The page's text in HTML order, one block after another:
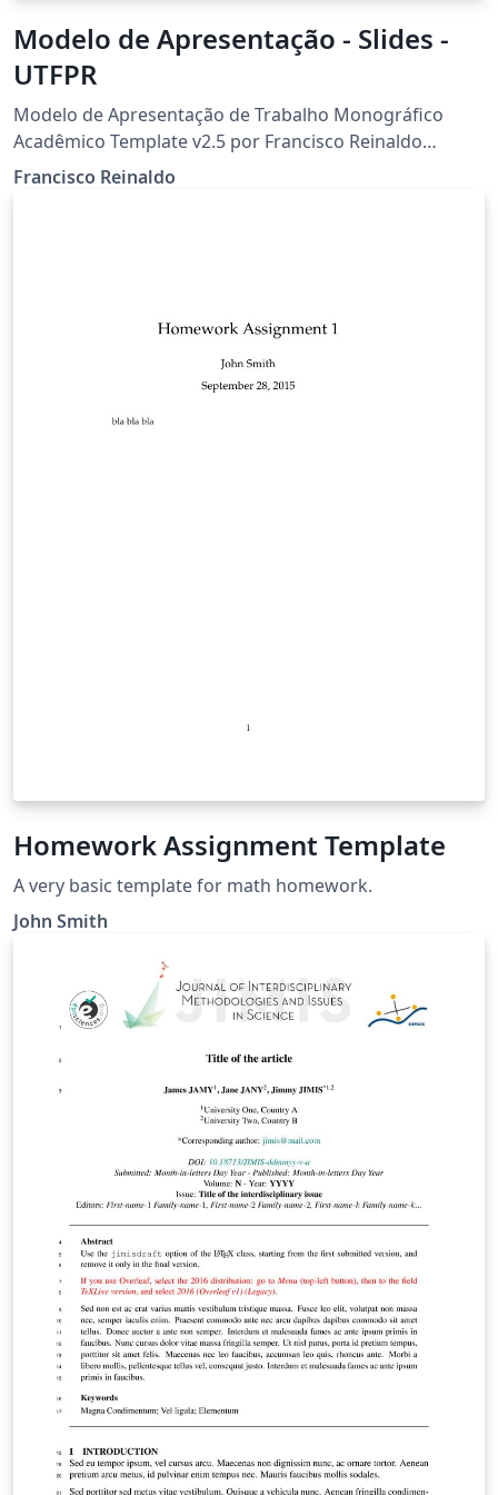
Modelo de Apresentação - Slides -
UTFPR
Modelo de Apresentação de Trabalho Monográfico
Acadêmico Template v2.5 por Francisco Reinaldo
(https://orcid.org/0000-0001-6161-6755)
Francisco Reinaldo
Homework Assignment Template
A very basic template for math homework.
John Smith